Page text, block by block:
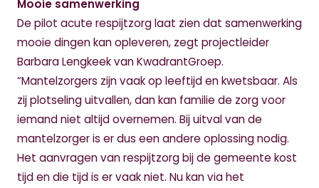
Mooie samenwerking
De pilot acute respijtzorg laat zien dat samenwerking
mooie dingen kan opleveren, zegt projectleider
Barbara Lengkeek van KwadrantGroep.
“Mantelzorgers zijn vaak op leeftijd en kwetsbaar. Als
zij plotseling uitvallen, dan kan familie de zorg voor
iemand niet altijd overnemen. Bij uitval van de
mantelzorger is er dus een andere oplossing nodig.
Het aanvragen van respijtzorg bij de gemeente kost
tijd en die tijd is er vaak niet. Nu kan via het